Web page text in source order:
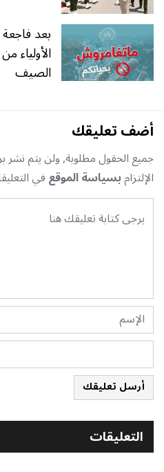
بعد
الأولياء
الصيف
أضف تعليقك
جميع الحقول مطلوبة, ولن يتم نشر
الإلتزامبسياسة الموقعفي
أرسل تعليقك
التعليقات